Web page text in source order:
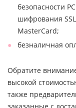
безопасности
шифрования
MasterCard;
безналичная
Обратите
высокой
также
заказанные с